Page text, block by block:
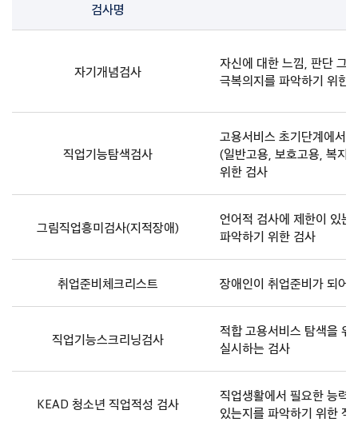
명,
시
사
검사명
자기개념검사
자신에 대한 느낌, 판단 그
극복의지를 파악하기 위한
직업기능탐색검사
고용서비스 초기단계에서
(일반고용, 보호고용, 복지
위한 검사
그림직업흥미검사(지적장애)
언어적 검사에 제한이 있
파악하기 위한 검사
취업준비체크리스트 장애인이 취업준비가 되어
직업기능스크리닝검사
적합 고용서비스 탐색을
실시하는 검사
KEAD 청소년 직업적성 검사
직업생활에서 필요한 능력
있는지를 파악하기 위한 직